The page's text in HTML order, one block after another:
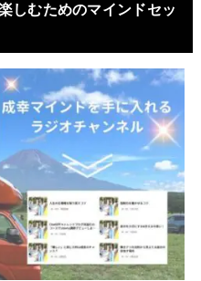
しむためのマインドセッ